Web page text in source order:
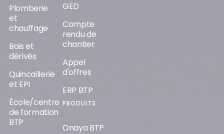
Plomberie
et
chauffage
Bois et
dérivés
Quincaillerie
et EPI
École/centre
de formation
BTP
GED
Compte
rendu de
chantier
Appel
d'offres
ERP BTP
PRODUITS
Onaya BTP